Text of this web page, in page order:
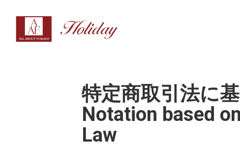
特定商取引法に
Notation based
Law